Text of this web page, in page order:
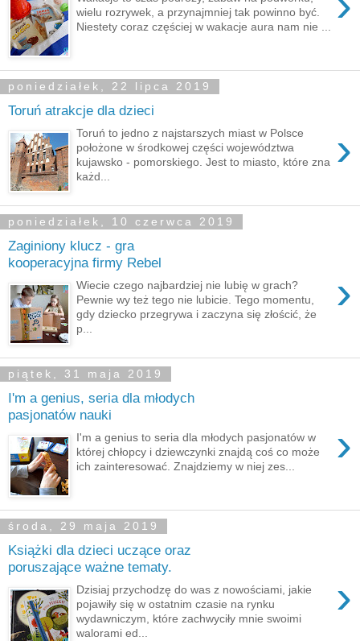
wielu rozrywek, a przynajmniej tak powinno być.
Niestety coraz częściej w wakacje aura nam nie ...
poniedziałek, 22 lipca 2019
Toruń atrakcje dla dzieci
›
Toruń to jedno z najstarszych miast w Polsce
położone w środkowej części województwa
kujawsko - pomorskiego. Jest to miasto, które zna
każd...
poniedziałek, 10 czerwca 2019
Zaginiony klucz - gra
kooperacyjna firmy Rebel
›
Wiecie czego najbardziej nie lubię w grach?
Pewnie wy też tego nie lubicie. Tego momentu,
gdy dziecko przegrywa i zaczyna się złościć, że
p...
piątek, 31 maja 2019
I'm a genius, seria dla młodych
pasjonatów nauki
›
I'm a genius to seria dla młodych pasjonatów w
której chłopcy i dziewczynki znajdą coś co może
ich zainteresować. Znajdziemy w niej zes...
środa, 29 maja 2019
Książki dla dzieci uczące oraz
poruszające ważne tematy.
›
Dzisiaj przychodzę do was z nowościami, jakie
pojawiły się w ostatnim czasie na rynku
wydawniczym, które zachwyciły mnie swoimi
walorami ed...